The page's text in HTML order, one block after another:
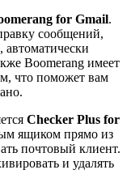
for Gmail.
сообщений,
Boomerang имеет
что поможет вам
Checker Plus for
ящиком прямо из
почтовый клиент.
и удалять